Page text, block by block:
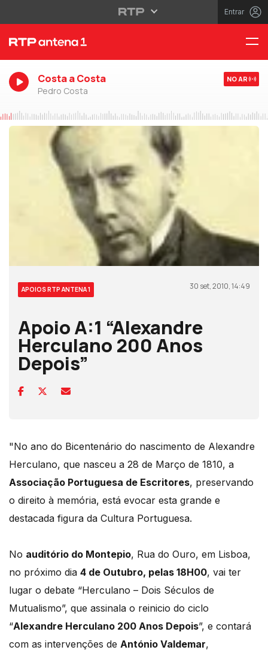
Entrar
Costa a Costa
Pedro Costa
NO AR
APOIOS RTP ANTENA 1 30 set, 2010, 14:49
Apoio A:1 “Alexandre
Herculano 200 Anos
Depois”
"No ano do Bicentenário do nascimento de Alexandre
Herculano, que nasceu a 28 de Março de 1810, a
Associação Portuguesa de Escritores, preservando
o direito à memória, está evocar esta grande e
destacada figura da Cultura Portuguesa.
No auditório do Montepio, Rua do Ouro, em Lisboa,
no próximo dia 4 de Outubro, pelas 18H00, vai ter
lugar o debate “Herculano – Dois Séculos de
Mutualismo”, que assinala o reinicio do ciclo
“Alexandre Herculano 200 Anos Depois”, e contará
com as intervenções de António Valdemar,